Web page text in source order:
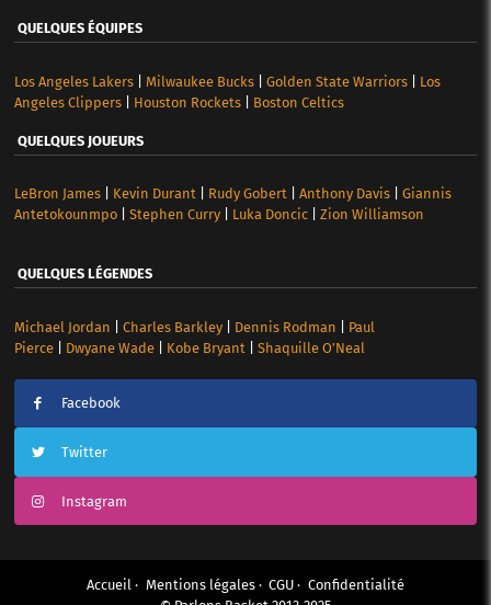
QUELQUES ÉQUIPES
Los Angeles Lakers| Milwaukee Bucks| Golden State Warriors| Los
Angeles Clippers| Houston Rockets| Boston Celtics
QUELQUES JOUEURS
LeBron James| Kevin Durant| Rudy Gobert| Anthony Davis| Giannis
Antetokounmpo| Stephen Curry| Luka Doncic| Zion Williamson
QUELQUES LÉGENDES
Michael Jordan Charles Barkley| Dennis Rodman
Paul
Pierce| Dwyane Wade| Kobe Bryant Shaquille O’Neal
Facebook
Twitter
Instagram
Accueil Mentions légales CGU
Confidentialité